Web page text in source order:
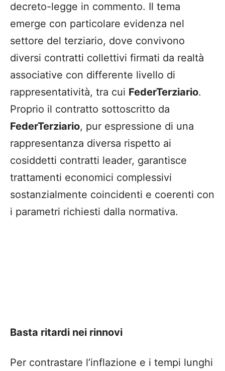
decreto-legge in commento. Il tema
emerge con particolare evidenza nel
settore del terziario, dove convivono
diversi contratti collettivi firmati da realtà
associative con differente livello di
rappresentatività, tra cui FederTerziario.
Proprio il contratto sottoscritto da
FederTerziario, pur espressione di una
rappresentanza diversa rispetto ai
cosiddetti contratti leader, garantisce
trattamenti economici complessivi
sostanzialmente coincidenti e coerenti con
i parametri richiesti dalla normativa.
Basta ritardi nei rinnovi
Per contrastare l’inflazione e i tempi lunghi